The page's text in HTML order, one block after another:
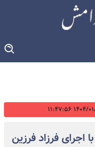
۲۳ ۱۱:۴۷:۵۶
فرزاد فرزین